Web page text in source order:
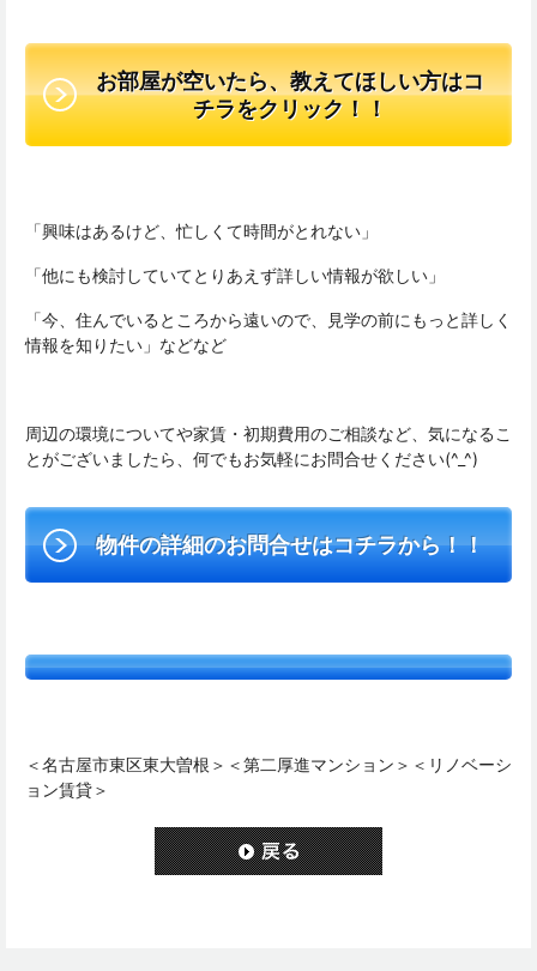
お部屋が空いたら、教えてほしい方はコ
チラをクリック！！
「興味はあるけど、忙しくて時間がとれない」
「他にも検討していてとりあえず詳しい情報が欲しい」
「今、住んでいるところから遠いので、見学の前にもっと詳しく
情報を知りたい」などなど
周辺の環境についてや家賃・初期費用のご相談など、気になるこ
とがございましたら、何でもお気軽にお問合せください(^_^)
物件の詳細のお問合せはコチラから！！
＜名古屋市東区東大曽根＞＜第二厚進マンション＞＜リノベーシ
ョン賃貸＞